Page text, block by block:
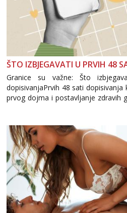
ŠTO IZBJEGAVATI U PRVIH 48
Granice su važne: Što
dopisivanjaPrvih 48 sati dopisivanja
prvog dojma i postavljanje zdravih
Važno je izbjeći prebrzo
informacija, jer nepoznata
povjerenje. Takođe...